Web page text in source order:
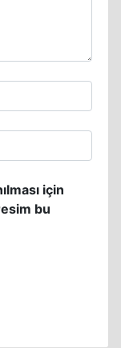
için
bu